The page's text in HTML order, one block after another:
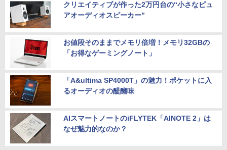
クリエイティブが作った2万円台の“小さなピュ
アオーディオスピーカー”
お値段そのままでメモリ倍増！メモリ32GBの
「お得なゲーミングノート」
「A&ultima SP4000T」の魅力！ポケットに入
るオーディオの醍醐味
AIスマートノートのiFLYTEK「AINOTE 2」は
なぜ魅力的なのか？